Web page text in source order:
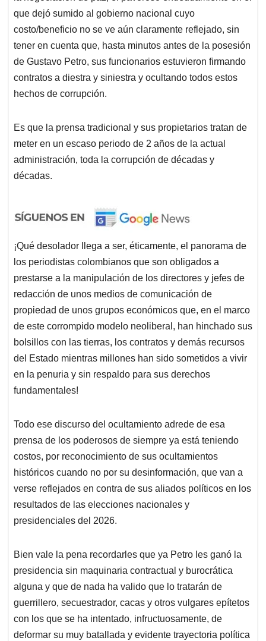
que dejó sumido al gobierno nacional cuyo
costo/beneficio no se ve aún claramente reflejado, sin
tener en cuenta que, hasta minutos antes de la posesión
de Gustavo Petro, sus funcionarios estuvieron firmando
contratos a diestra y siniestra y ocultando todos estos
hechos de corrupción.
Es que la prensa tradicional y sus propietarios tratan de
meter en un escaso periodo de 2 años de la actual
administración, toda la corrupción de décadas y
décadas.
¡Qué desolador llega a ser, éticamente, el panorama de
los periodistas colombianos que son obligados a
prestarse a la manipulación de los directores y jefes de
redacción de unos medios de comunicación de
propiedad de unos grupos económicos que, en el marco
de este corrompido modelo neoliberal, han hinchado sus
bolsillos con las tierras, los contratos y demás recursos
del Estado mientras millones han sido sometidos a vivir
en la penuria y sin respaldo para sus derechos
fundamentales!
Todo ese discurso del ocultamiento adrede de esa
prensa de los poderosos de siempre ya está teniendo
costos, por reconocimiento de sus ocultamientos
históricos cuando no por su desinformación, que van a
verse reflejados en contra de sus aliados políticos en los
resultados de las elecciones nacionales y
presidenciales del 2026.
Bien vale la pena recordarles que ya Petro les ganó la
presidencia sin maquinaria contractual y burocrática
alguna y que de nada ha valido que lo tratarán de
guerrillero, secuestrador, cacas y otros vulgares epítetos
con los que se ha intentado, infructuosamente, de
deformar su muy batallada y evidente trayectoria política